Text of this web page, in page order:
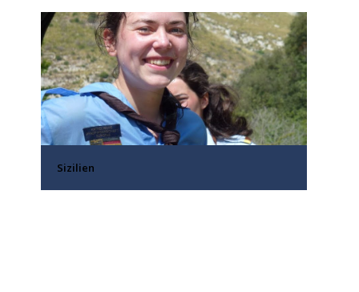
Sizilien